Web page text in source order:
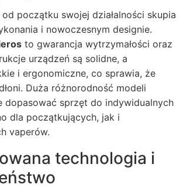
początku swojej działalności skupia
i nowoczesnym designie.
to gwarancja wytrzymałości oraz
urządzeń są solidne, a
i ergonomiczne, co sprawia, że
Duża różnorodność modeli
dopasować sprzęt do indywidualnych
dla początkujących, jak i
vaperów.
technologia i